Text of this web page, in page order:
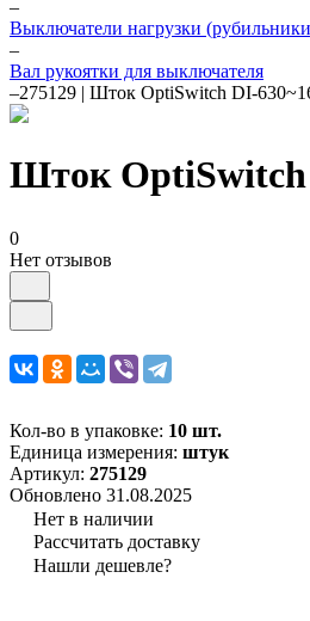
–
Выключатели нагрузки
–
Вал рукоятки для выключателя
–275129 | Шток OptiSwitch DI-
Шток OptiSwitch
0
Нет отзывов
Кол-во в упаковке: 10 шт.
Единица измерения: штук
Артикул: 275129
Обновлено 31.08.2025
Нет в наличии
Рассчитать доставку
Нашли дешевле?